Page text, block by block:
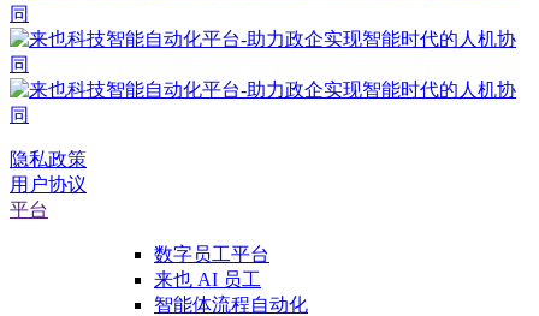
隐私政策
用户协议
平台
数字员工平台
来也 AI 员工
智能体流程自动化